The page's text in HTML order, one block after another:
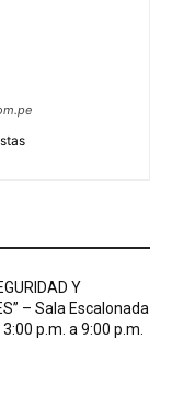
Y
– Sala Escalonada
p.m. a 9:00 p.m.